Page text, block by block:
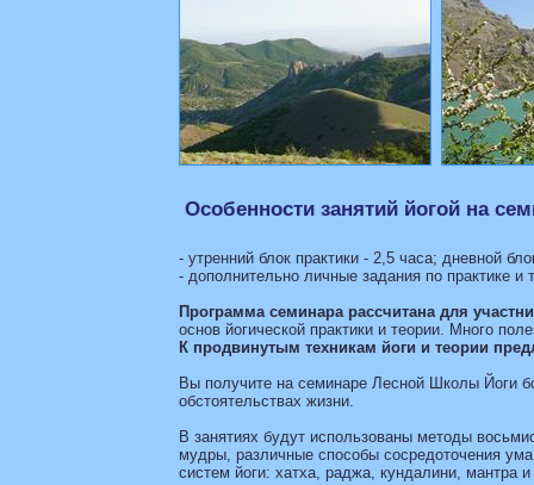
Особенности занятий йогой на
- утренний блок практики - 2,5 часа; дневной
- дополнительно личные задания по практике
Программа семинара рассчитана для
основ йогической практики и теории. Много
К продвинутым техникам йоги и теории
Вы получите на семинаре Лесной Школы Йоги
обстоятельствах жизни.
В занятиях будут использованы методы
мудры, различные способы сосредоточения
систем йоги: хатха, раджа, кундалини, мантра